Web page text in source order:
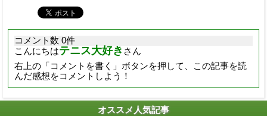
コメント数 0件
こんにちはテニス大好き さん
右上の「コメントを書く」ボタンを押して、この記事を読
んだ感想をコメントしよう！
オススメ人気記事